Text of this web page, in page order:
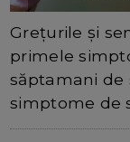
Grețurile și
primele
săptamani de
simptome de